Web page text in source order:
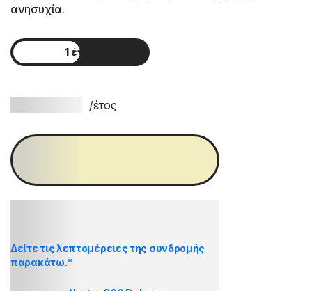
ανησυχία.
1 έτος
/έτος
Δείτε τις λεπτομέρειες της συνδρομής
παρακάτω.*